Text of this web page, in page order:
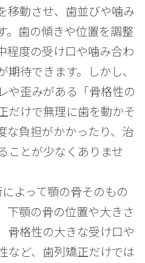
移動させ、歯並びや噛み
。歯の傾きや位置を調整
程度の受け口や噛み合わ
待できます。しかし、
や歪みがある「骨格性の
だけで無理に歯を動かそ
な負担がかかったり、治
ことが少なくありませ
よって顎の骨そのもの
下顎の骨の位置や大きさ
骨格性の大きな受け口や
など、歯列矯正だけでは